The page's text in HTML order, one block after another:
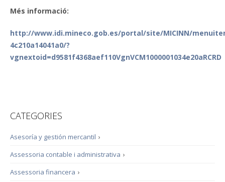
Més informació:
http://www.idi.mineco.gob.es/portal/site/MICINN/
4c210a14041a0/?
vgnextoid=d9581f4368aef110VgnVCM1000001034e20aRCRD
CATEGORIES
›
Asesoría y gestión mercantil
›
Assessoria contable i administrativa
›
Assessoria financera